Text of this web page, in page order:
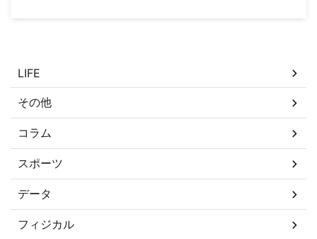
LIFE
その他
コラム
スポーツ
データ
フィジカル